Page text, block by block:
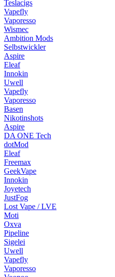
Teslacigs
Vapefly
Vaporesso
Wismec
Ambition Mods
Selbstwickler
Aspire
Eleaf
Innokin
Uwell
Vapefly
Vaporesso
Basen
Nikotinshots
Aspire
DA ONE Tech
dotMod
Eleaf
Freemax
GeekVape
Innokin
Joyetech
JustFog
Lost Vape / LVE
Moti
Oxva
Pipeline
Sigelei
Uwell
Vapefly
Vaporesso